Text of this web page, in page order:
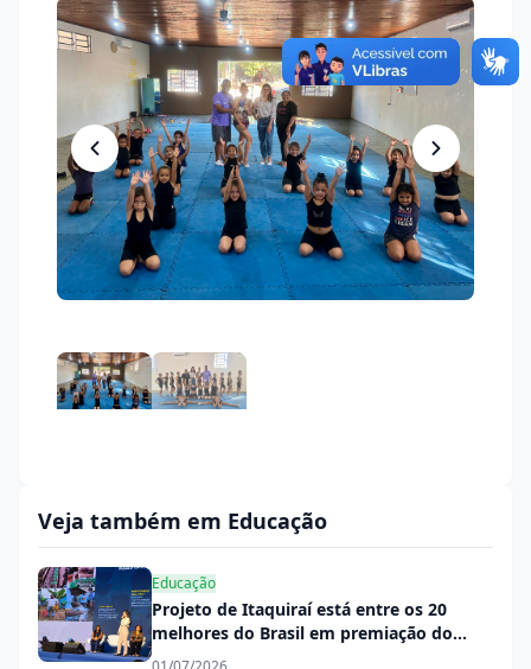
Veja também em Educação
Educação
Projeto de Itaquiraí está entre os 20
melhores do Brasil em premiação do
PNAE